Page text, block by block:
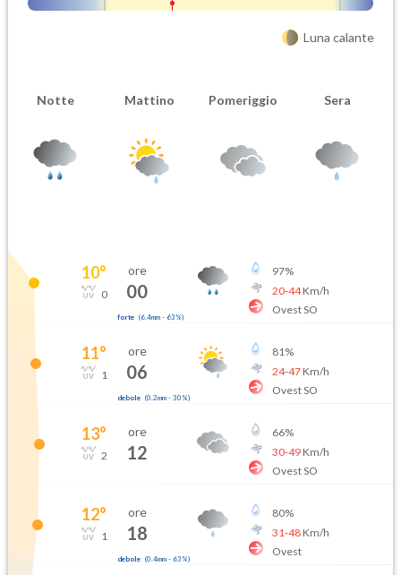
Luna calante
Notte Mattino Pomeriggio Sera
10°
0
ore
00
forte (6.4mm- 63 %)
97%
20-44Km/h
Ovest SO
11°
1
ore
06
debole (0.2mm- 30 %)
81%
24-47Km/h
Ovest SO
13°
2
ore
12
66%
30-49Km/h
Ovest SO
12°
1
ore
18
debole (0.4mm- 63 %)
80%
31-48Km/h
Ovest